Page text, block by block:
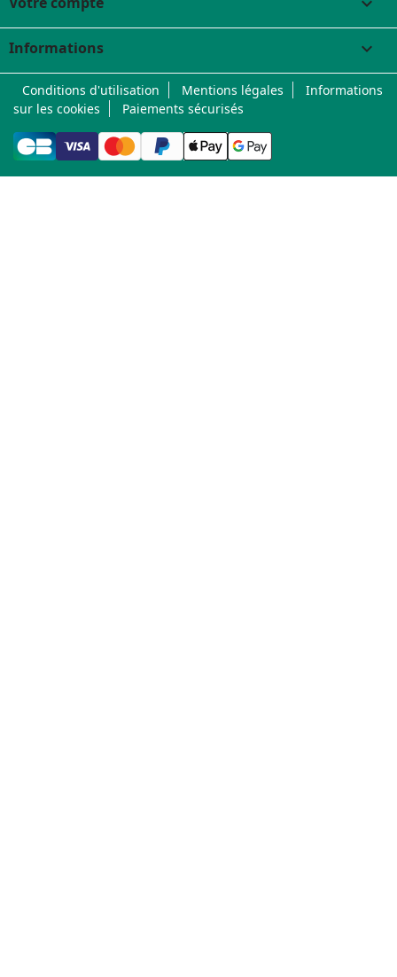
Informations keyboard_arrow_down
Conditions d'utilisation Mentions légales
Informations
sur les cookies
Paiements sécurisés